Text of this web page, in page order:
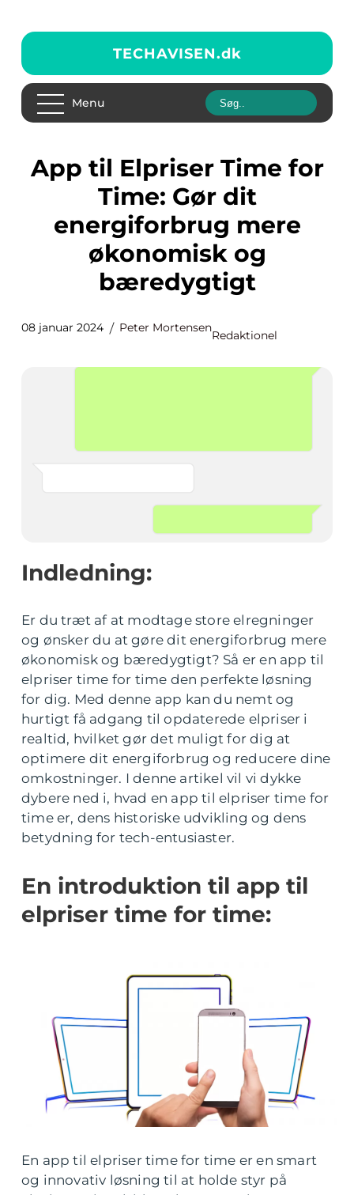
TECHAVISEN.dk
Menu
App til Elpriser Time for
Time: Gør dit
energiforbrug mere
økonomisk og
bæredygtigt
08 januar 2024 Peter Mortensen
Redaktionel
Indledning:
Er du træt af at modtage store elregninger
og ønsker du at gøre dit energiforbrug mere
økonomisk og bæredygtigt? Så er en app til
elpriser time for time den perfekte løsning
for dig. Med denne app kan du nemt og
hurtigt få adgang til opdaterede elpriser i
realtid, hvilket gør det muligt for dig at
optimere dit energiforbrug og reducere dine
omkostninger. I denne artikel vil vi dykke
dybere ned i, hvad en app til elpriser time for
time er, dens historiske udvikling og dens
betydning for tech-entusiaster.
En introduktion til app til
elpriser time for time:
En app til elpriser time for time er en smart
og innovativ løsning til at holde styr på